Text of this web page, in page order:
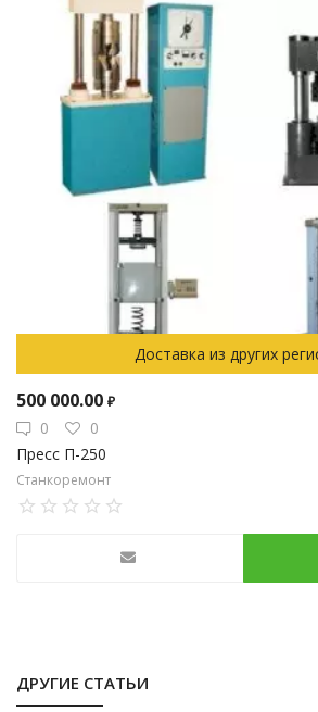
Доставка из других
500 000.00 ₽
0
0
Пресс П-250
Станкоремонт
ДРУГИЕ СТАТЬИ